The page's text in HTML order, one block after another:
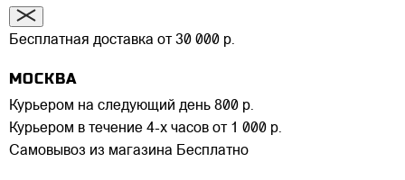
Бесплатная доставка от 30 000 р.
МОСКВА
Курьером на следующий день 800 р.
Курьером в течение 4-х часов от 1 000 р.
Самовывоз из магазина Бесплатно